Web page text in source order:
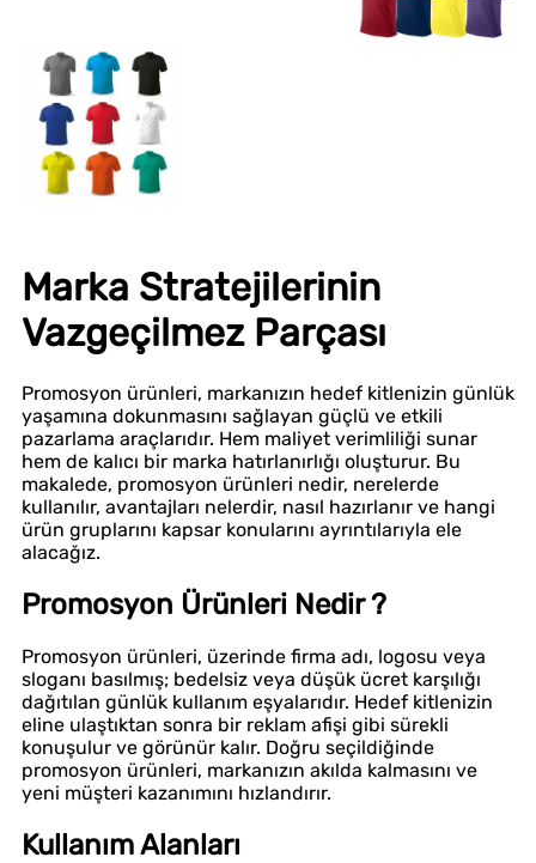
Marka Stratejilerinin
Vazgeçilmez Parçası
Promosyon ürünleri, markanızın hedef kitlenizin günlük
yaşamına dokunmasını sağlayan güçlü ve etkili
pazarlama araçlarıdır. Hem maliyet verimliliği sunar
hem de kalıcı bir marka hatırlanırlığı oluşturur. Bu
makalede, promosyon ürünleri nedir, nerelerde
kullanılır, avantajları nelerdir, nasıl hazırlanır ve hangi
ürün gruplarını kapsar konularını ayrıntılarıyla ele
alacağız.
Promosyon Ürünleri Nedir ?
Promosyon ürünleri, üzerinde firma adı, logosu veya
sloganı basılmış; bedelsiz veya düşük ücret karşılığı
dağıtılan günlük kullanım eşyalarıdır. Hedef kitlenizin
eline ulaştıktan sonra bir reklam afişi gibi sürekli
konuşulur ve görünür kalır. Doğru seçildiğinde
promosyon ürünleri, markanızın akılda kalmasını ve
yeni müşteri kazanımını hızlandırır.
Kullanım Alanları